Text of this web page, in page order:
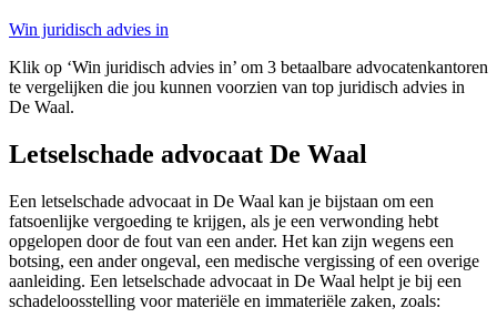
Win juridisch advies in
Klik op ‘Win juridisch advies in’ om 3 betaalbare advocatenkantoren
te vergelijken die jou kunnen voorzien van top juridisch advies in
De Waal.
Letselschade advocaat De Waal
Een letselschade advocaat in De Waal kan je bijstaan om een
fatsoenlijke vergoeding te krijgen, als je een verwonding hebt
opgelopen door de fout van een ander. Het kan zijn wegens een
botsing, een ander ongeval, een medische vergissing of een overige
aanleiding. Een letselschade advocaat in De Waal helpt je bij een
schadeloosstelling voor materiële en immateriële zaken, zoals: